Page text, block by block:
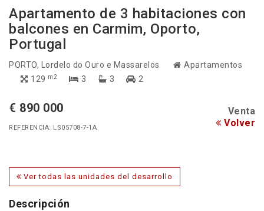
Apartamento de 3 habitaciones con
balcones en Carmim, Oporto,
Portugal
PORTO, Lordelo do Ouro e Massarelos
Apartamentos
129 m2 3 3 2
€ 890 000 Venta
REFERENCIA: LS05708-7-1A Volver
Ver todas las unidades del desarrollo
Descripción